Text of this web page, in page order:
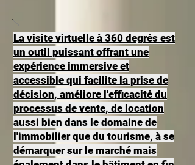
La visite virtuelle à 360 degrés est
un outil puissant offrant une
expérience immersive et
accessible qui facilite la prise de
décision, améliore l'efficacité du
processus de vente, de location
aussi bien dans le domaine de
l'immobilier que du tourisme, à se
démarquer sur le marché mais